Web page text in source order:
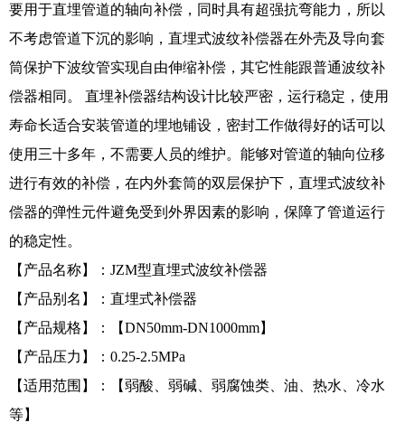
要用于直埋管道的轴向补偿，同时具有超强抗弯能力，所以
不考虑管道下沉的影响，直埋式波纹补偿器在外壳及导向套
筒保护下波纹管实现自由伸缩补偿，其它性能跟普通波纹补
偿器相同。 直埋补偿器结构设计比较严密，运行稳定，使用
寿命长适合安装管道的埋地铺设，密封工作做得好的话可以
使用三十多年，不需要人员的维护。能够对管道的轴向位移
进行有效的补偿，在内外套筒的双层保护下，直埋式波纹补
偿器的弹性元件避免受到外界因素的影响，保障了管道运行
的稳定性。
【产品名称】：JZM型直埋式波纹补偿器
【产品别名】：直埋式补偿器
【产品规格】：【DN50mm-DN1000mm】
【产品压力】：0.25-2.5MPa
【适用范围】：【弱酸、弱碱、弱腐蚀类、油、热水、冷水
等】